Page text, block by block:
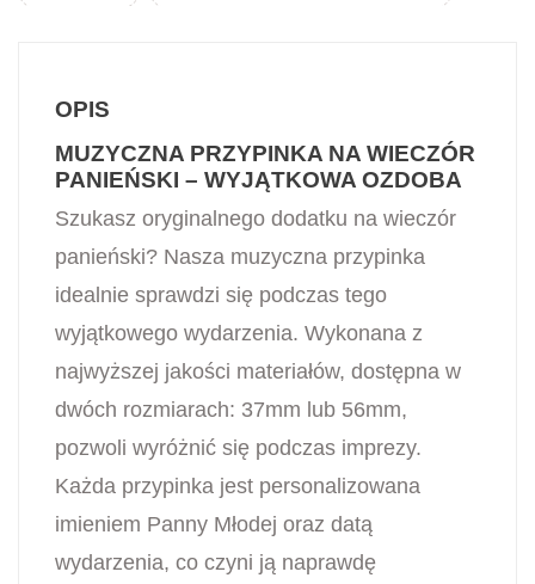
OPIS
MUZYCZNA PRZYPINKA NA WIECZÓR
PANIEŃSKI – WYJĄTKOWA OZDOBA
Szukasz oryginalnego dodatku na wieczór
panieński? Nasza muzyczna przypinka
idealnie sprawdzi się podczas tego
wyjątkowego wydarzenia. Wykonana z
najwyższej jakości materiałów, dostępna w
dwóch rozmiarach: 37mm lub 56mm,
pozwoli wyróżnić się podczas imprezy.
Każda przypinka jest personalizowana
imieniem Panny Młodej oraz datą
wydarzenia, co czyni ją naprawdę